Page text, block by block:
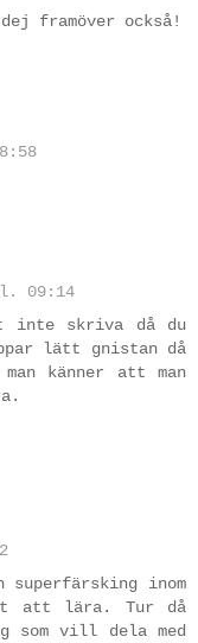
framöver också!
09:14
inte skriva då du
lätt gnistan då
känner att man
superfärsking inom
att lära. Tur då
som vill dela med